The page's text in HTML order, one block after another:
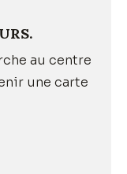
au centre
une carte